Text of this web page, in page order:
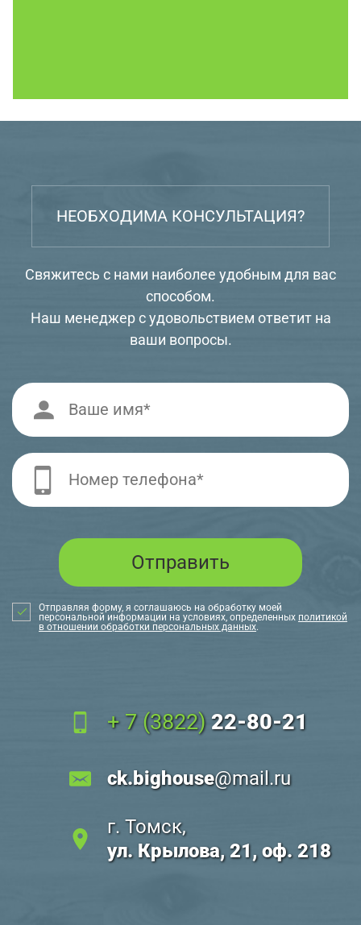
НЕОБХОДИМА КОНСУЛЬТАЦИЯ?
Свяжитесь с нами наиболее удобным для вас
способом.
Наш менеджер с удовольствием ответит на
ваши вопросы.
Отправляя форму, я соглашаюсь на обработку моей
персональной информации на условиях, определенных политикой
в отношении обработки персональных данных.
+ 7 (3822) 22-80-21
ck.bighouse@mail.ru
г. Томск,
ул. Крылова, 21, оф. 218